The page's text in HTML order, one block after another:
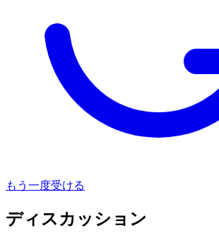
もう一度受ける
ディスカッション